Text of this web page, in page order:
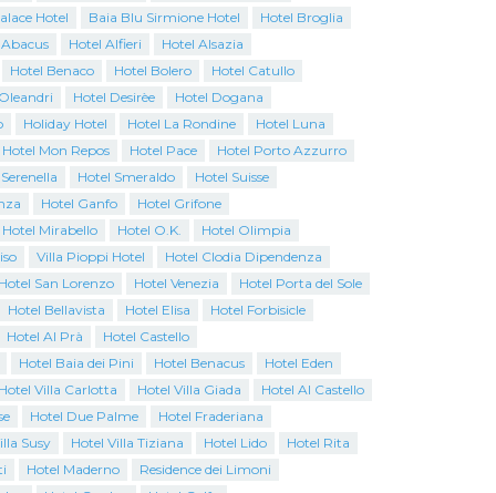
Hotel
Baia Blu Sirmione Hotel
Hotel Broglia
Hotel Alfieri
Hotel Alsazia
Hotel Benaco
Hotel Bolero
Hotel Catullo
Hotel Desirèe
Hotel Dogana
Holiday Hotel Hotel La Rondine
Hotel Luna
Hotel Mon Repos
Hotel Pace
Hotel Porto Azzurro
Hotel Smeraldo
Hotel Suisse
Hotel Ganfo
Hotel Grifone
Hotel Mirabello
Hotel O.K.
Hotel Olimpia
Villa Pioppi Hotel
Hotel Clodia Dipendenza
San Lorenzo
Hotel Venezia
Hotel Porta del Sole
Hotel Bellavista
Hotel Elisa
Hotel Forbisicle
Hotel Al Prà
Hotel Castello
Hotel Baia dei Pini
Hotel Benacus
Hotel Eden
Villa Carlotta
Hotel Villa Giada
Hotel Al Castello
Hotel Due Palme
Hotel Fraderiana
Susy
Hotel Villa Tiziana Hotel Lido
Hotel Rita
Hotel Maderno
Residence dei Limoni